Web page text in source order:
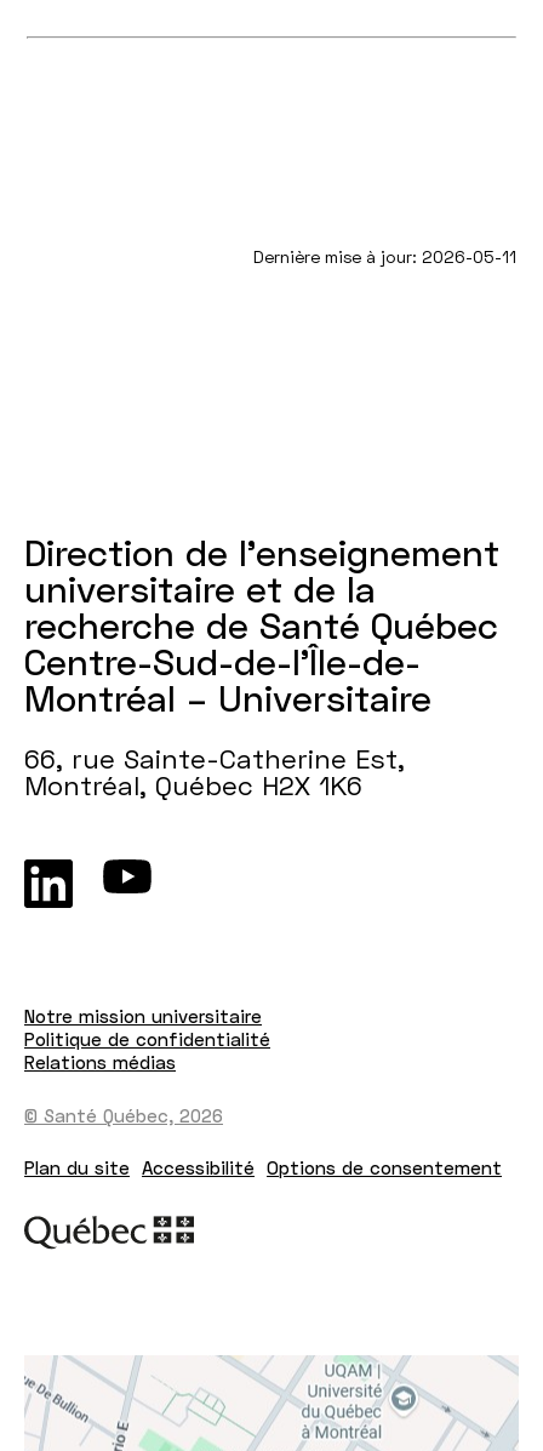
Dernière mise à jour: 2026-05-11
Direction de l'enseignement
universitaire et de la
recherche de Santé Québec
Centre-Sud-de-l’Île-de-
Montréal – Universitaire
66, rue Sainte-Catherine Est,
Montréal, Québec H2X 1K6
© Santé Québec, 2026
Plan du site Accessibilité Options de consentement
Notre mission universitaire
Politique de confidentialité
Relations médias